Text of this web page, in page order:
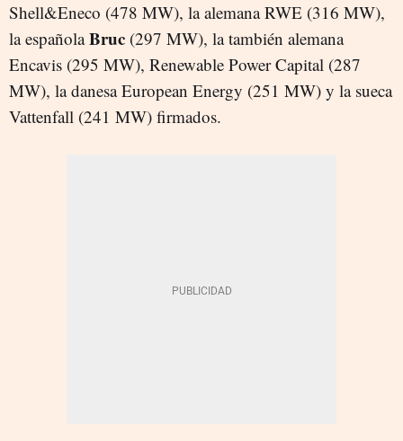
Shell&Eneco (478 MW), la alemana RWE (316 MW),
la españolaBruc (297 MW), la también alemana
Encavis (295 MW), Renewable Power Capital (287
MW), la danesa European Energy (251 MW) y la sueca
Vattenfall (241 MW) firmados.